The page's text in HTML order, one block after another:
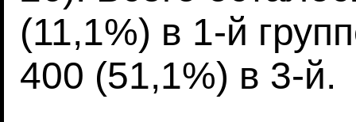
(11,1%) в 1-й
400 (51,1%) в 3-й.